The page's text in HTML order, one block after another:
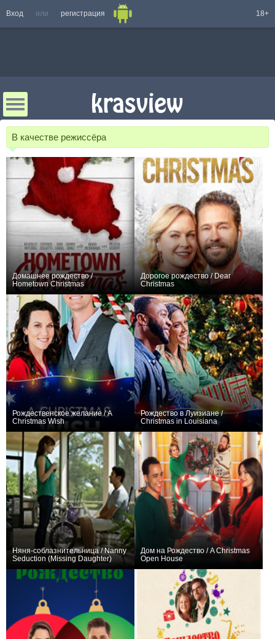
Вход или регистрация 18+
В качестве режиссёра
Домашнее рождество /
Hometown Christmas
Дорогое рождество / Dear
Christmas
Рождественское желание / A
Christmas Wish
Рождество в Луизиане /
Christmas in Louisiana
Няня-соблазнительница / Nanny
Seduction (Missing Daughter)
Дом на Рождество / A Christmas
Open House